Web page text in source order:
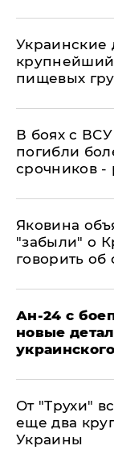
Украинские
пищевых
В боях с
погибли
срочников
Яковина
"забыли" о
говорить об
Ан-24 с
новые
От "Трухи"
еще два
Украины